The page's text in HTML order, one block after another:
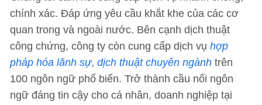
chính xác. Đáp ứng yêu cầu khắt khe của các cơ
quan trong và ngoài nước. Bên cạnh dịch thuật
công chứng, công ty còn cung cấp dịch vụ hợp
pháp hóa lãnh sự, dịch thuật chuyên ngành trên
100 ngôn ngữ phổ biến. Trở thành cầu nối ngôn
ngữ đáng tin cậy cho cá nhân, doanh nghiệp tại